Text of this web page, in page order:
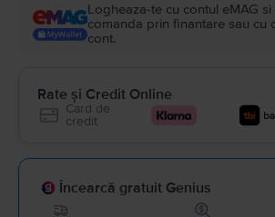
Logheaza-te cu contul eMAG
comanda prin finantare sau cu
cont.
Rate și Credit Online
Card de
credit
Încearcă gratuit Genius